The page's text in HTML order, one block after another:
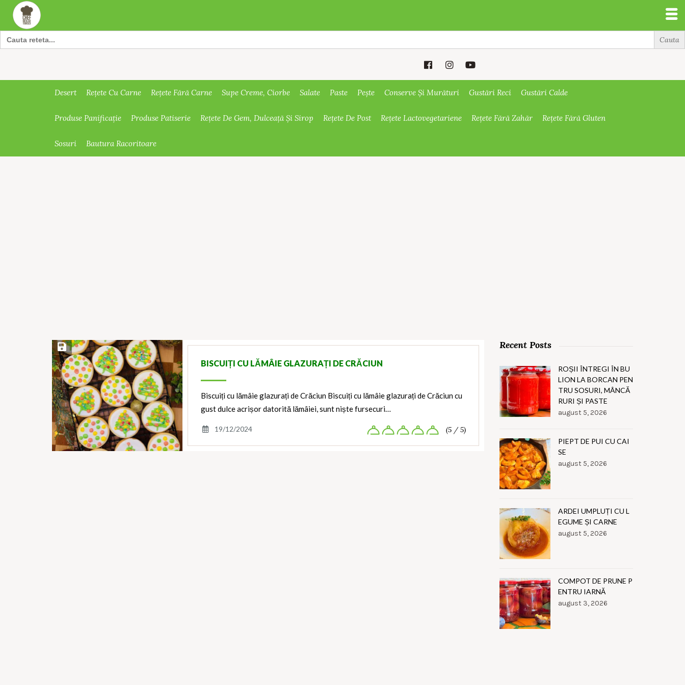
Search
for:
Desert Rețete Cu Carne Rețete Fără Carne Supe Creme, Ciorbe Salate Paste Pește Conserve Și Murături Gustări Reci Gustări Calde
Produse Panificație Produse Patiserie Rețete De Gem, Dulceață Și Sirop Rețete De Post Rețete Lactovegetariene Rețete Fără Zahăr Rețete Fără Gluten
Sosuri Bautura Racoritoare
Save Recipe
BISCUIȚI CU LĂMÂIE GLAZURAȚI DE CRĂCIUN
Biscuiți cu lămâie glazurați de Crăciun Biscuiți cu lămâie glazurați de Crăciun cu
gust dulce acrișor datorită lămâiei, sunt niște fursecuri…
19/12/2024 (5 / 5)
Recent Posts
ROȘII ÎNTREGI ÎN BU
LION LA BORCAN PEN
TRU SOSURI, MÂNCĂ
RURI ȘI PASTE
august 5, 2026
PIEPT DE PUI CU CAI
SE
august 5, 2026
ARDEI UMPLUȚI CU L
EGUME ȘI CARNE
august 5, 2026
COMPOT DE PRUNE P
ENTRU IARNĂ
august 3, 2026